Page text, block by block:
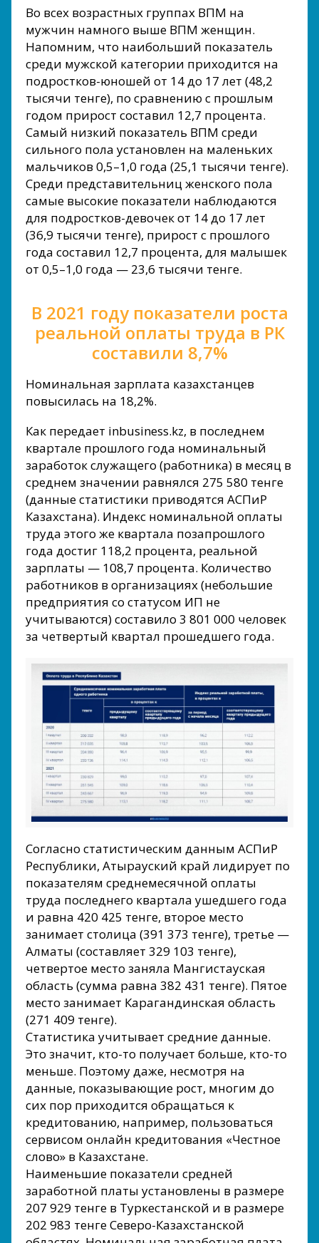
Во всех возрастных группах ВПМ на
мужчин намного выше ВПМ женщин.
Напомним, что наибольший показатель
среди мужской категории приходится на
подростков-юношей от 14 до 17 лет (48,2
тысячи тенге), по сравнению с прошлым
годом прирост составил 12,7 процента.
Самый низкий показатель ВПМ среди
сильного пола установлен на маленьких
мальчиков 0,5–1,0 года (25,1 тысячи тенге).
Среди представительниц женского пола
самые высокие показатели наблюдаются
для подростков-девочек от 14 до 17 лет
(36,9 тысячи тенге), прирост с прошлого
года составил 12,7 процента, для малышек
от 0,5–1,0 года — 23,6 тысячи тенге.
В 2021 году показатели роста
реальной оплаты труда в РК
составили 8,7%
Номинальная зарплата казахстанцев
повысилась на 18,2%.
Как передает inbusiness.kz, в последнем
квартале прошлого года номинальный
заработок служащего (работника) в месяц в
среднем значении равнялся 275 580 тенге
(данные статистики приводятся АСПиР
Казахстана). Индекс номинальной оплаты
труда этого же квартала позапрошлого
года достиг 118,2 процента, реальной
зарплаты — 108,7 процента. Количество
работников в организациях (небольшие
предприятия со статусом ИП не
учитываются) составило 3 801 000 человек
за четвертый квартал прошедшего года.
Согласно статистическим данным АСПиР
Республики, Атырауский край лидирует по
показателям среднемесячной оплаты
труда последнего квартала ушедшего года
и равна 420 425 тенге, второе место
занимает столица (391 373 тенге), третье —
Алматы (составляет 329 103 тенге),
четвертое место заняла Мангистауская
область (сумма равна 382 431 тенге). Пятое
место занимает Карагандинская область
(271 409 тенге).
Статистика учитывает средние данные.
Это значит, кто-то получает больше, кто-то
меньше. Поэтому даже, несмотря на
данные, показывающие рост, многим до
сих пор приходится обращаться к
кредитованию, например, пользоваться
сервисом онлайн кредитования «Честное
слово» в Казахстане.
Наименьшие показатели средней
заработной платы установлены в размере
207 929 тенге в Туркестанской и в размере
202 983 тенге Северо-Казахстанской